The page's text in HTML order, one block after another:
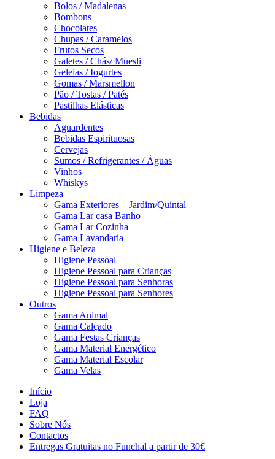
Bolos / Madalenas
Bombons
Chocolates
Chupas / Caramelos
Frutos Secos
Galetes / Chás/ Muesli
Geleias / Iogurtes
Gomas / Marsmellon
Pão / Tostas / Patés
Pastilhas Elásticas
Bebidas
Aguardentes
Bebidas Espirituosas
Cervejas
Sumos / Refrigerantes / Águas
Vinhos
Whiskys
Limpeza
Gama Exteriores – Jardim/Quintal
Gama Lar casa Banho
Gama Lar Cozinha
Gama Lavandaria
Higiene e Beleza
Higiene Pessoal
Higiene Pessoal para Crianças
Higiene Pessoal para Senhoras
Higiene Pessoal para Senhores
Outros
Gama Animal
Gama Calçado
Gama Festas Crianças
Gama Material Energético
Gama Material Escolar
Gama Velas
Início
Loja
FAQ
Sobre Nós
Contactos
Entregas Gratuitas no Funchal a partir de 30€